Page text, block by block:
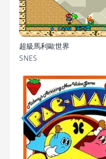
超級馬利歐世界
SNES